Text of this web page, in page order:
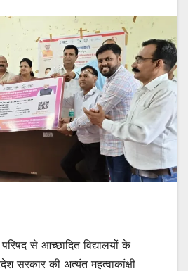
से आच्छादित विद्यालयों के
सरकार की अत्यंत महत्वाकांक्षी